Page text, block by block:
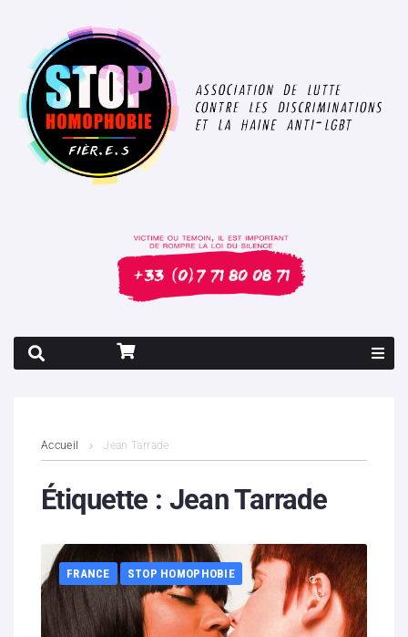
Contenus litigieux
Boutique
Partenaires
Accueil Jean Tarrade
Étiquette : Jean Tarrade
FRANCE STOP HOMOPHOBIE